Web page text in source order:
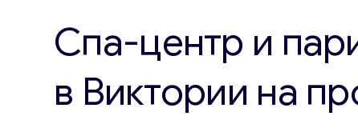
Спа-центр и
в Виктории на